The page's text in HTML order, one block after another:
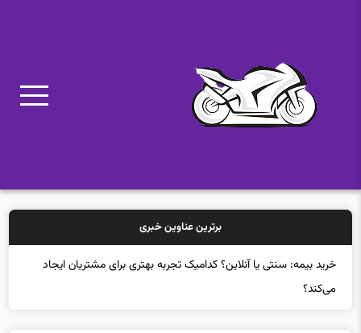
برترین عناوین خبری
خرید بیمه: سنتی یا آنلاین؟ کدامیک تجربه بهتری برای مشتریان ایجاد
می‌کند؟